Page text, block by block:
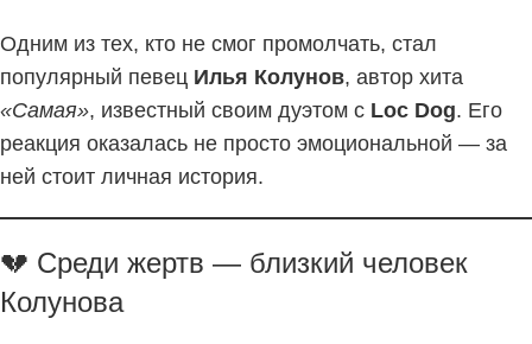
Одним из тех, кто не смог промолчать, стал
популярный певец Илья Колунов, автор хита
«Самая», известный своим дуэтом с Loc Dog. Его
реакция оказалась не просто эмоциональной — за
ней стоит личная история.
💔 Среди жертв — близкий человек
Колунова